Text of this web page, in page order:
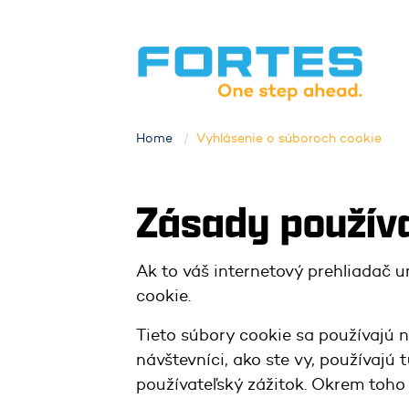
Home Vyhlásenie o súboroch cookie
Zásady
Ak to váš internetový prehliadač
cookie.
Tieto súbory cookie sa používajú
návštevníci, ako ste vy,
používateľský zážitok. Okrem